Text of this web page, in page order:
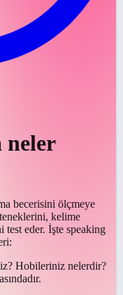
neler
becerisini ölçmeye
kelime
eder. İşte speaking
Hobileriniz nelerdir?